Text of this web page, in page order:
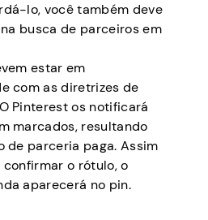
lo, você também deve
busca de parceiros em
estar em
com as diretrizes de
Pinterest os notificará
marcados, resultando
de parceria paga. Assim
o rótulo, o
aparecerá no pin.